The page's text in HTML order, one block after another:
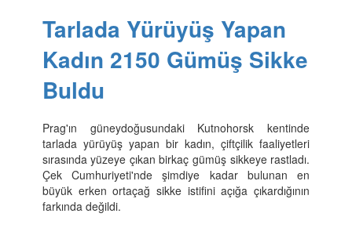
Tarlada Yürüyüş Yapan
Kadın 2150 Gümüş Sikke
Buldu
Prag'ın güneydoğusundaki Kutnohorsk kentinde
tarlada yürüyüş yapan bir kadın, çiftçilik faaliyetleri
sırasında yüzeye çıkan birkaç gümüş sikkeye rastladı.
Çek Cumhuriyeti'nde şimdiye kadar bulunan en
büyük erken ortaçağ sikke istifini açığa çıkardığının
farkında değildi.